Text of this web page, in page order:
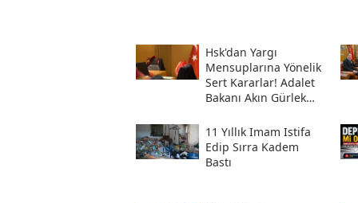
Hsk'dan Yargı
Mensuplarına Yönelik
Sert Kararlar! Adalet
Bakanı Akın Gürlek
Hesabından Açıkladı
11 Yıllık Imam Istifa
Edip Sırra Kadem
Bastı